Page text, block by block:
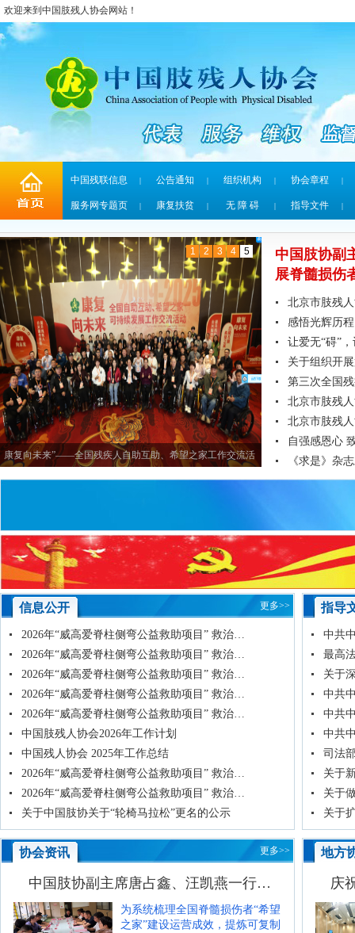
欢迎来到中国肢残人协会网站！
中国残联信息 | 公告通知 | 组织机构 | 协会章程 |
服务网专题页 | 康复扶贫 | 无 障 碍 | 指导文件 |
康复向未来”——全国残疾人自助互助、希望之家工作交流活
动在京举办
1 2 3 4 5
中国肢协副
展脊髓损伤
北京市肢残
感悟光辉历
让爱无“碍”
关于组织开
第三次全国
北京市肢残
北京市肢残
自强感恩心
《求是》杂
信息公开 更多>>
2026年“威高爱脊柱侧弯公益救助项目” 救治…
2026年“威高爱脊柱侧弯公益救助项目” 救治…
2026年“威高爱脊柱侧弯公益救助项目” 救治…
2026年“威高爱脊柱侧弯公益救助项目” 救治…
2026年“威高爱脊柱侧弯公益救助项目” 救治…
中国肢残人协会2026年工作计划
中国残人协会 2025年工作总结
2026年“威高爱脊柱侧弯公益救助项目” 救治…
2026年“威高爱脊柱侧弯公益救助项目” 救治…
关于中国肢协关于“轮椅马拉松”更名的公示
指导
中共
最高
关于
中共
中共
中共
司法
关于
关于
关于
协会资讯 更多>>
中国肢协副主席唐占鑫、汪凯燕一行…
为系统梳理全国脊髓损伤者“希望
之家”建设运营成效，提炼可复制
地方
庆